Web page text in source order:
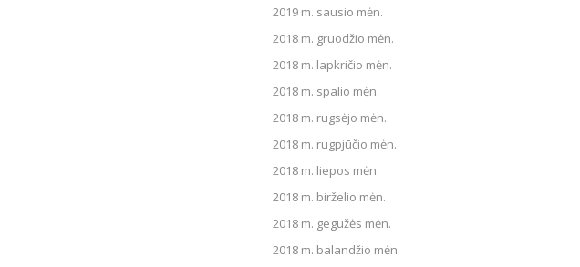
2019 m. sausio mėn.
2018 m. gruodžio mėn.
2018 m. lapkričio mėn.
2018 m. spalio mėn.
2018 m. rugsėjo mėn.
2018 m. rugpjūčio mėn.
2018 m. liepos mėn.
2018 m. birželio mėn.
2018 m. gegužės mėn.
2018 m. balandžio mėn.